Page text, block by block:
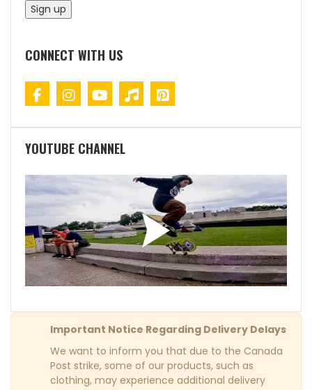
CONNECT WITH US
YOUTUBE CHANNEL
Important Notice Regarding Delivery Delays
We want to inform you that due to the Canada
Post strike, some of our products, such as
clothing, may experience additional delivery